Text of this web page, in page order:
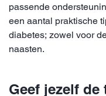
passende
een aantal praktische
diabetes; zowel voor
naasten.
Geef jezelf de